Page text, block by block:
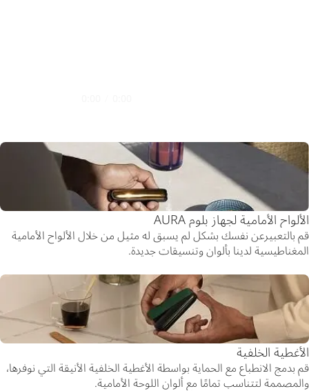
الألواح الأمامية لجهاز بلوم AURA
قم بالتعبيرعن نفسك بشكل لم يسبق له مثيل من خلال الألواح الأمامية
المغناطيسية لدينا بألوان وتنسيقات جديدة.
الأغطية الخلفية
قم بدمج الانطباع مع الحماية بواسطة الأغطية الخلفية الأنيقة التي نوفرها،
والمصممة لتتناسب تمامًا مع ألوان اللوحة الأمامية.